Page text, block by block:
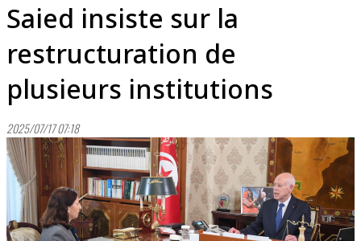
Saied insiste sur la
restructuration de
plusieurs institutions
2025/07/17 07:18